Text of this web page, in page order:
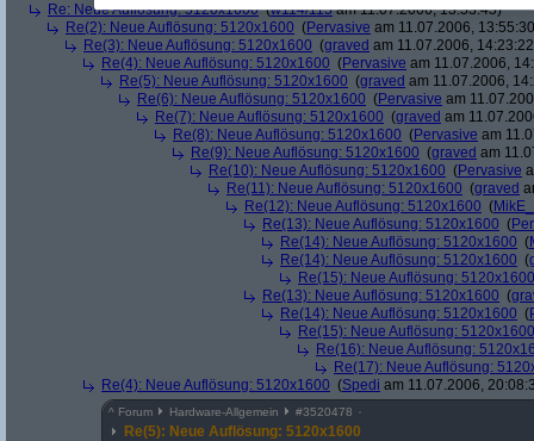
Re: Neue Auflösung: 5120x1600(w114/115am 11.07.2006, 13:53:45)
Re(2): Neue Auflösung: 5120x1600 (Pervasive am 11.07.2006,
Re(3): Neue Auflösung: 5120x1600 (graved am 11.07.2006,
Re(4): Neue Auflösung: 5120x1600 (Pervasive am 11.07.2006,
Re(5): Neue Auflösung: 5120x1600 (graved am 11.07.2006,
Re(6): Neue Auflösung: 5120x1600 (Pervasive am
Re(7): Neue Auflösung: 5120x1600 (graved am
Re(8): Neue Auflösung: 5120x1600 (Pervasive am
Re(9): Neue Auflösung: 5120x1600 (graved am
Re(10): Neue Auflösung: 5120x1600 (Pervasive
Re(11): Neue Auflösung: 5120x1600 (graved
Re(12): Neue Auflösung: 5120x1600 (MikE_
Re(13): Neue Auflösung: 5120x1600 (
Re(14): Neue Auflösung: 5120x1600 (
Re(14): Neue Auflösung: 5120x1600 (
Re(15): Neue Auflösung: 5120x1600
Re(13): Neue Auflösung: 5120x1600 (
Re(14): Neue Auflösung: 5120x1600 (
Re(15): Neue Auflösung: 5120x1600
Re(16): Neue Auflösung:
Re(17): Neue Auflösung:
Re(4): Neue Auflösung: 5120x1600 (Spedi am 11.07.2006,
^ Forum Hardware-Allgemein #3520478
Re(5): Neue Auflösung: 5120x1600